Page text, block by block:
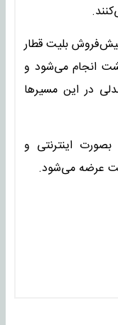
پیش‌فروش بلیت قطار
انجام می‌شود و
صندلی‌ در این مسیرها
بلیت‌ها بصورت اینترنتی و
عرضه می‌شود.